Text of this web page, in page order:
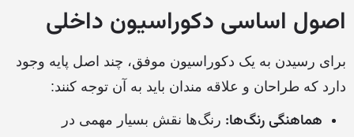
اصول اساسی دکوراسیون داخلی
برای رسیدن به یک دکوراسیون موفق، چند اصل پایه وجود
دارد که طراحان و علاقه مندان باید به آن توجه کنند:
هماهنگی رنگ‌ها: رنگ‌ها نقش بسیار مهمی در